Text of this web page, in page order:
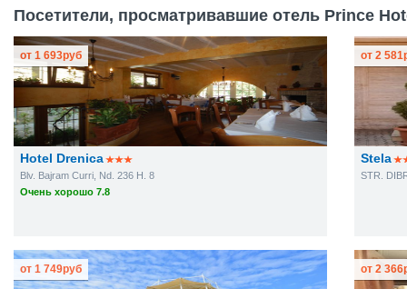
Посетители, просматривавшие отель Prince
Hotel Drenica
Blv. Bajram Curri, Nd. 236 H. 8
Очень хорошо 7.8
от 1 693руб
Stela
STR.
от 2 581
от 1 749руб от 2 366